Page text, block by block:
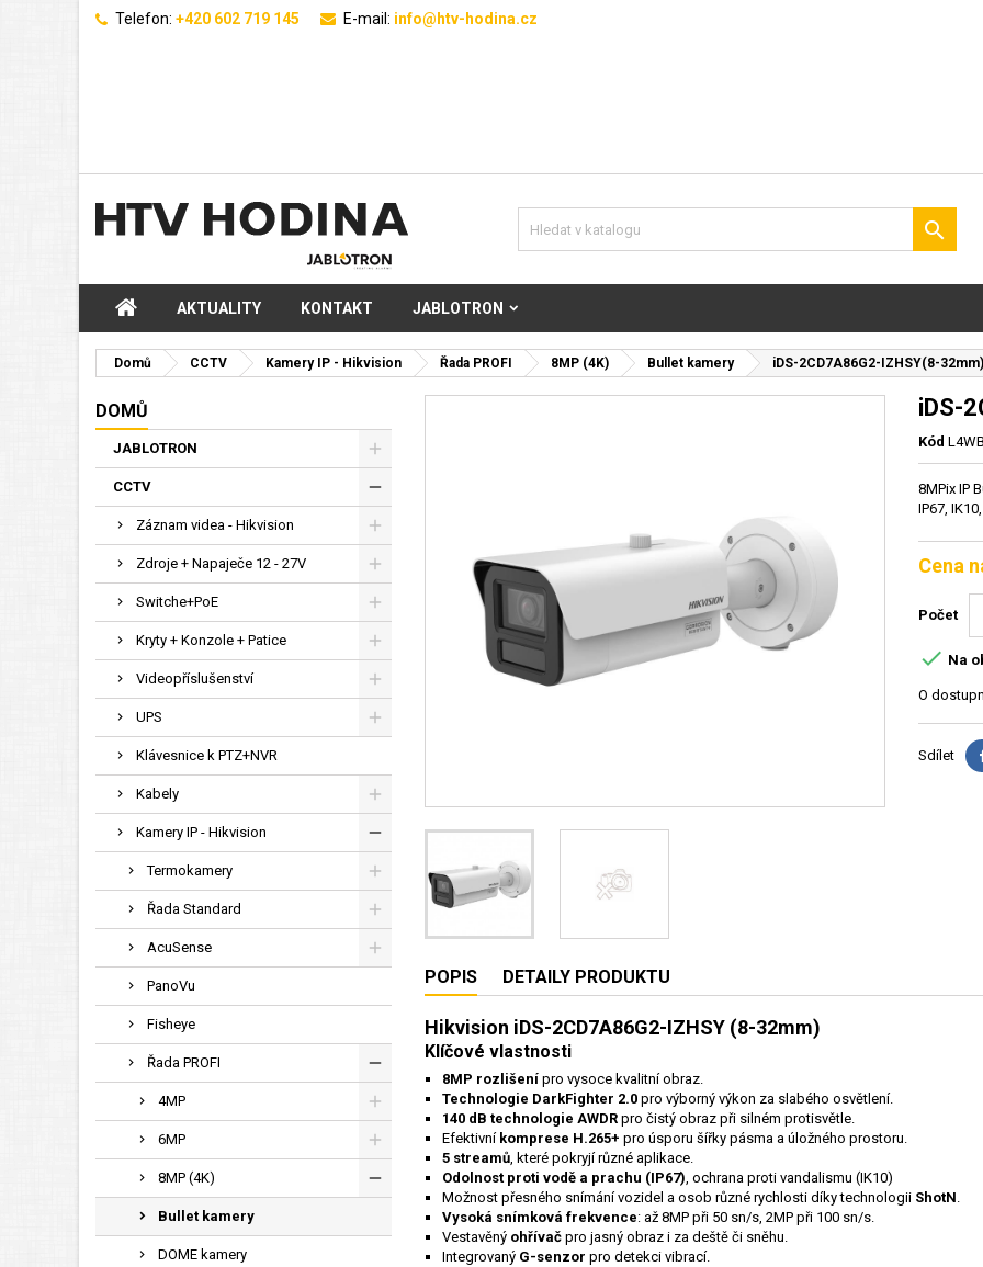
Telefon: +420 602 719 145 E-mail: info@htv-hodina.cz

AKTUALITY KONTAKT JABLOTRON
Domů CCTV Kamery IP - Hikvision Řada PROFI 8MP (4K) Bullet kamery iDS-2CD7A86G2-IZHSY(8-32mm)
DOMŮ
JABLOTRON
CCTV
Záznam videa - Hikvision
Zdroje + Napaječe 12 - 27V
Switche+PoE
Kryty + Konzole + Patice
Videopříslušenství
UPS
Klávesnice k PTZ+NVR
Kabely
Kamery IP - Hikvision
Termokamery
Řada Standard
AcuSense
PanoVu
Fisheye
Řada PROFI
4MP
6MP
8MP (4K)
Bullet kamery
DOME kamery
iDS-
Kód
8MPix IP
IP67,
Cena
Počet
 Na
O
Sdílet
POPIS DETAILY PRODUKTU
Hikvision iDS-2CD7A86G2-IZHSY (8-32mm)
Klíčové vlastnosti
8MP rozlišení pro vysoce kvalitní obraz.
Technologie DarkFighter 2.0 pro výborný výkon za slabého osvětlení.
140 dB technologie AWDR pro čistý obraz při silném protisvětle.
Efektivní komprese H.265+ pro úsporu šířky pásma a úložného prostoru.
5 streamů, které pokryjí různé aplikace.
Odolnost proti vodě a prachu (IP67), ochrana proti vandalismu (IK10)
Možnost přesného snímání vozidel a osob různé rychlosti díky technologii ShotN.
Vysoká snímková frekvence: až 8MP při 50 sn/s, 2MP při 100 sn/s.
Vestavěný ohřívač pro jasný obraz i za deště či sněhu.
Integrovaný G-senzor pro detekci vibrací.